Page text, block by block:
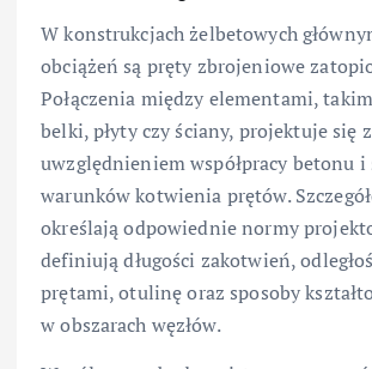
W konstrukcjach żelbetowych
obciążeń są pręty zbrojeniowe
Połączenia między elementami,
belki, płyty czy ściany, projektuje się z
uwzględnieniem współpracy betonu
warunków kotwienia prętów.
określają odpowiednie normy
definiują długości zakotwień,
prętami, otulinę oraz sposoby
w obszarach węzłów.